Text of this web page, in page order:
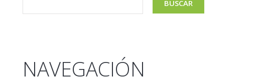
NAVEGACIÓN